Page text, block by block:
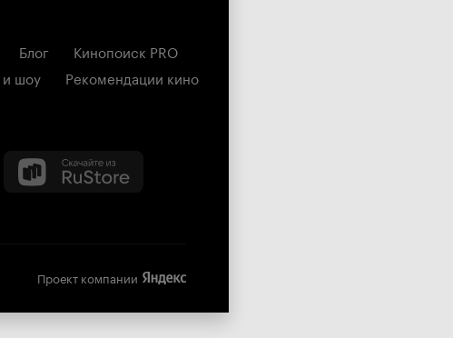
Блог
Кинопоиск PRO
шоу
Рекомендации кино
Проект компании